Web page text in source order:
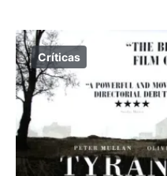
Críticas